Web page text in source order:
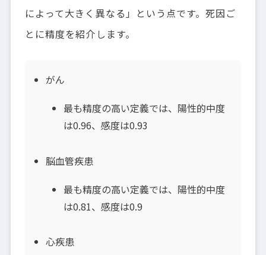
によって大きく異なる」という点です。死因ご
とに精度を紹介します。
がん
最も精度の高い定義では、陽性的中度
は0.96、感度は0.93
脳血管疾患
最も精度の高い定義では、陽性的中度
は0.81、感度は0.9
心疾患